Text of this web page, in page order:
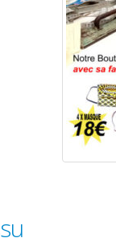
vous pouvez
coton Efficacité